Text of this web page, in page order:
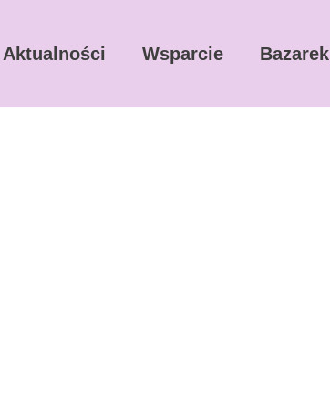
Aktualności Wsparcie Bazarek